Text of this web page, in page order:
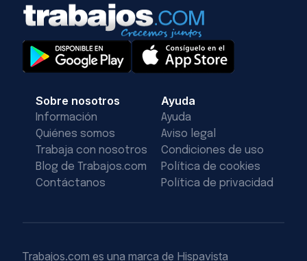
Sobre nosotros
Información
Quiénes somos
Trabaja con nosotros
Blog de Trabajos.com
Contáctanos
Ayuda
Ayuda
Aviso legal
Condiciones de uso
Política de cookies
Política de privacidad
Trabajos.com es una marca de Hispavista